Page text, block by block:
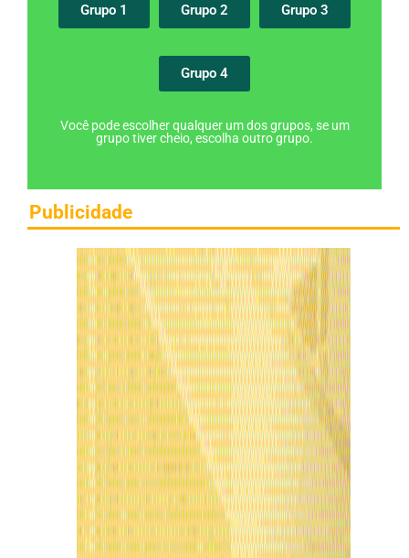
Grupo 1 Grupo 2 Grupo 3
Grupo 4
Você pode escolher qualquer um dos grupos, se um
grupo tiver cheio, escolha outro grupo.
Publicidade